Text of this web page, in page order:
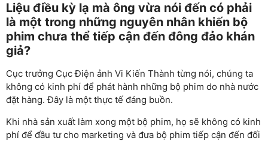
Liệu điều kỳ lạ mà ông vừa nói đến có phải
là một trong những nguyên nhân khiến bộ
phim chưa thể tiếp cận đến đông đảo khán
giả?
Cục trưởng Cục Điện ảnh Vi Kiến Thành từng nói, chúng ta
không có kinh phí để phát hành những bộ phim do nhà nước
đặt hàng. Đây là một thực tế đáng buồn.
Khi nhà sản xuất làm xong một bộ phim, họ sẽ không có kinh
phí để đầu tư cho marketing và đưa bộ phim tiếp cận đến đối